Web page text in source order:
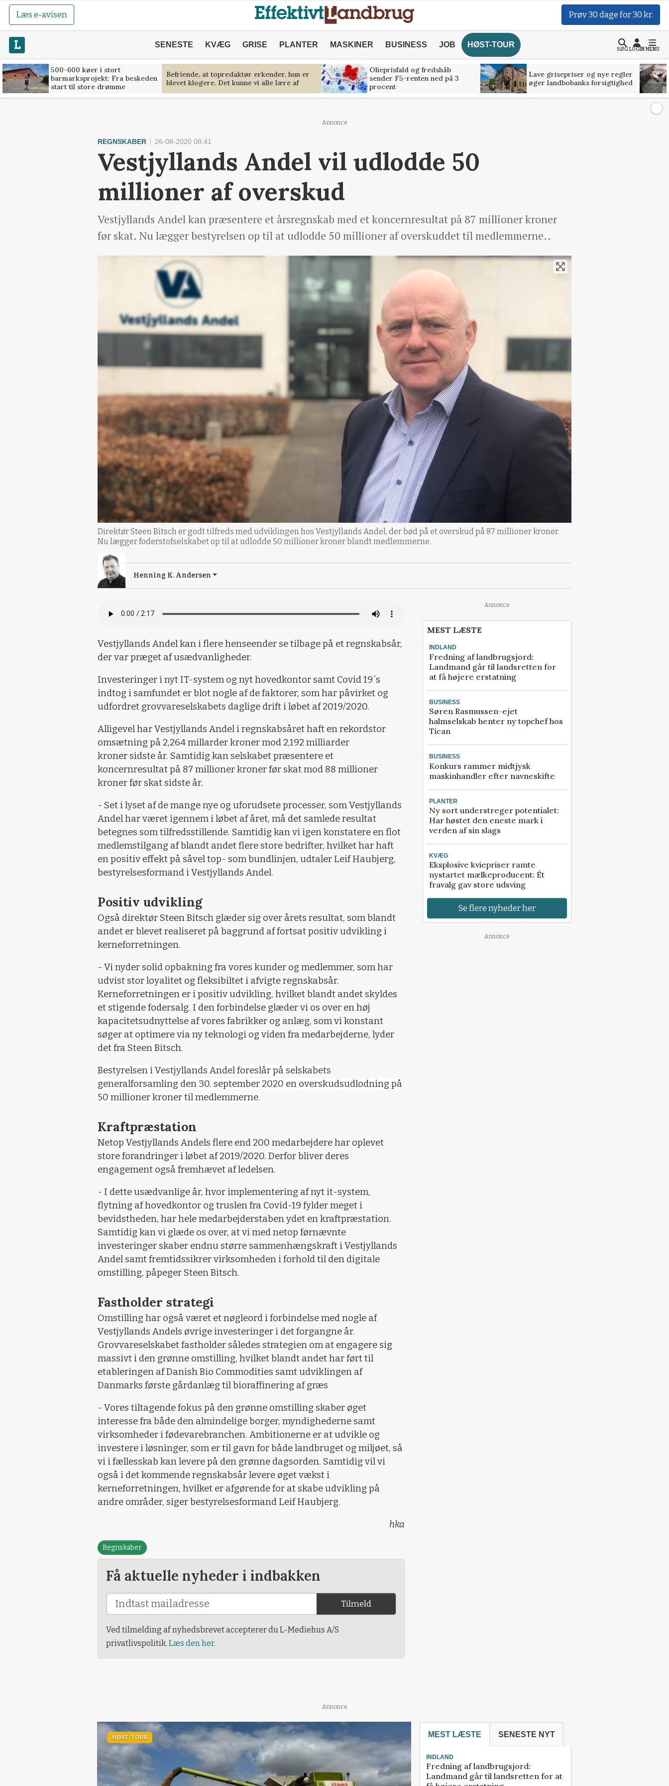
Læs e-avisen Prøv 30 dage for 30 kr.
SENESTE KVÆG GRISE PLANTER MASKINER BUSINESS JOB HØST-TOUR
SØGLOGINMENU
500-600 køer i stort
barmarksprojekt: Fra beskeden
start til store drømme
Befriende, at topredaktør erkender, hun er
blevet klogere. Det kunne vi alle lære af
Olieprisfald og fredshåb
sender F5-renten ned på 3
procent
Lave grisepriser og nye regler
øger landbobanks forsigtighed
Annonce
REGNSKABER 26-08-2020 08:41
Vestjyllands Andel vil udlodde 50
millioner af overskud
Vestjyllands Andel kan præsentere et årsregnskab med et koncernresultat på 87 millioner kroner
før skat. Nu lægger bestyrelsen op til at udlodde 50 millioner af overskuddet til medlemmerne..
Direktør Steen Bitsch er godt tilfreds med udviklingen hos Vestjyllands Andel, der bød på et overskud på 87 millioner kroner.
Nu lægger foderstofselskabet op til at udlodde 50 millioner kroner blandt medlemmerne.
Henning K. Andersen
Vestjyllands Andel kan i flere henseender se tilbage på et regnskabsår,
der var præget af usædvanligheder.
Investeringer i nyt IT-system og nyt hovedkontor samt Covid 19´s
indtog i samfundet er blot nogle af de faktorer, som har påvirket og
udfordret grovvareselskabets daglige drift i løbet af 2019/2020.
Alligevel har Vestjyllands Andel i regnskabsåret haft en rekordstor
omsætning på 2,264 millarder kroner mod 2,192 milliarder
kroner sidste år. Samtidig kan selskabet præsentere et
koncernresultat på 87 millioner kroner før skat mod 88 millioner
kroner før skat sidste år.
- Set i lyset af de mange nye og uforudsete processer, som Vestjyllands
Andel har været igennem i løbet af året, må det samlede resultat
betegnes som tilfredsstillende. Samtidig kan vi igen konstatere en flot
medlemstilgang af blandt andet flere store bedrifter, hvilket har haft
en positiv effekt på såvel top- som bundlinjen, udtaler Leif Haubjerg,
bestyrelsesformand i Vestjyllands Andel.
Positiv udvikling
Også direktør Steen Bitsch glæder sig over årets resultat, som blandt
andet er blevet realiseret på baggrund af fortsat positiv udvikling i
kerneforretningen.
- Vi nyder solid opbakning fra vores kunder og medlemmer, som har
udvist stor loyalitet og fleksibiltet i afvigte regnskabsår.
Kerneforretningen er i positiv udvikling, hvilket blandt andet skyldes
et stigende fodersalg. I den forbindelse glæder vi os over en høj
kapacitetsudnyttelse af vores fabrikker og anlæg, som vi konstant
søger at optimere via ny teknologi og viden fra medarbejderne, lyder
det fra Steen Bitsch.
Bestyrelsen i Vestjyllands Andel foreslår på selskabets
generalforsamling den 30. september 2020 en overskudsudlodning på
50 millioner kroner til medlemmerne.
Kraftpræstation
Netop Vestjyllands Andels flere end 200 medarbejdere har oplevet
store forandringer i løbet af 2019/2020. Derfor bliver deres
engagement også fremhævet af ledelsen.
- I dette usædvanlige år, hvor implementering af nyt it-system,
flytning af hovedkontor og truslen fra Covid-19 fylder meget i
bevidstheden, har hele medarbejderstaben ydet en kraftpræstation.
Samtidig kan vi glæde os over, at vi med netop førnævnte
investeringer skaber endnu større sammenhængskraft i Vestjyllands
Andel samt fremtidssikrer virksomheden i forhold til den digitale
omstilling, påpeger Steen Bitsch.
Fastholder strategi
Omstilling har også været et nøgleord i forbindelse med nogle af
Vestjyllands Andels øvrige investeringer i det forgangne år.
Grovvareselskabet fastholder således strategien om at engagere sig
massivt i den grønne omstilling, hvilket blandt andet har ført til
etableringen af Danish Bio Commodities samt udviklingen af
Danmarks første gårdanlæg til bioraffinering af græs
- Vores tiltagende fokus på den grønne omstilling skaber øget
interesse fra både den almindelige borger, myndighederne samt
virksomheder i fødevarebranchen. Ambitionerne er at udvikle og
investere i løsninger, som er til gavn for både landbruget og miljøet, så
vi i fællesskab kan levere på den grønne dagsorden. Samtidig vil vi
også i det kommende regnskabsår levere øget vækst i
kerneforretningen, hvilket er afgørende for at skabe udvikling på
andre områder, siger bestyrelsesformand Leif Haubjerg.
hka
Regnskaber
Få aktuelle nyheder i indbakken
Tilmeld
Ved tilmelding af nyhedsbrevet accepterer du L-Mediehus A/S
privatlivspolitik. Læs den her.
Annonce
MEST LÆSTE
INDLAND
Fredning af landbrugsjord:
Landmand går til landsretten for
at få højere erstatning
BUSINESS
Søren Rasmussen-ejet
halmselskab henter ny topchef hos
Tican
BUSINESS
Konkurs rammer midtjysk
maskinhandler efter navneskifte
PLANTER
Ny sort understreger potentialet:
Har høstet den eneste mark i
verden af sin slags
KVÆG
Eksplosive kviepriser ramte
nystartet mælkeproducent: Ét
fravalg gav store udsving
Se flere nyheder her
Annonce
Annonce
HØST-TOUR MEST LÆSTE SENESTE NYT
INDLAND
Fredning af landbrugsjord:
Landmand går til landsretten for at